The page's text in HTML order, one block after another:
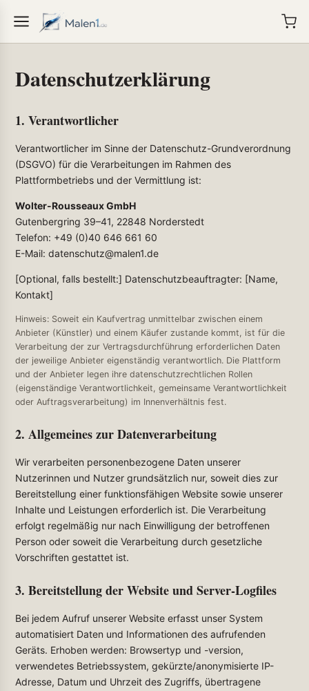
Datenschutzerklärung
1. Verantwortlicher
Verantwortlicher im Sinne der Datenschutz-Grundverordnung
(DSGVO) für die Verarbeitungen im Rahmen des
Plattformbetriebs und der Vermittlung ist:
Wolter-Rousseaux GmbH
Gutenbergring 39–41, 22848 Norderstedt
Telefon: +49 (0)40 646 661 60
E-Mail: datenschutz@malen1.de
[Optional, falls bestellt:] Datenschutzbeauftragter: [Name,
Kontakt]
Hinweis: Soweit ein Kaufvertrag unmittelbar zwischen einem
Anbieter (Künstler) und einem Käufer zustande kommt, ist für die
Verarbeitung der zur Vertragsdurchführung erforderlichen Daten
der jeweilige Anbieter eigenständig verantwortlich. Die Plattform
und der Anbieter legen ihre datenschutzrechtlichen Rollen
(eigenständige Verantwortlichkeit, gemeinsame Verantwortlichkeit
oder Auftragsverarbeitung) im Innenverhältnis fest.
2. Allgemeines zur Datenverarbeitung
Wir verarbeiten personenbezogene Daten unserer
Nutzerinnen und Nutzer grundsätzlich nur, soweit dies zur
Bereitstellung einer funktionsfähigen Website sowie unserer
Inhalte und Leistungen erforderlich ist. Die Verarbeitung
erfolgt regelmäßig nur nach Einwilligung der betroffenen
Person oder soweit die Verarbeitung durch gesetzliche
Vorschriften gestattet ist.
3. Bereitstellung der Website und Server-Logfiles
Bei jedem Aufruf unserer Website erfasst unser System
automatisiert Daten und Informationen des aufrufenden
Geräts. Erhoben werden: Browsertyp und -version,
verwendetes Betriebssystem, gekürzte/anonymisierte IP-
Adresse, Datum und Uhrzeit des Zugriffs, übertragene